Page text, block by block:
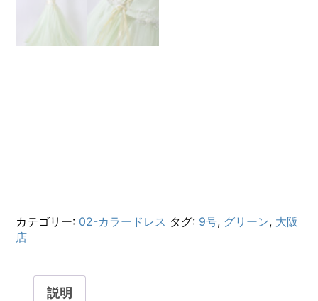
カテゴリー: 02-カラードレス タグ: 9号, グリーン, 大阪
店
説明